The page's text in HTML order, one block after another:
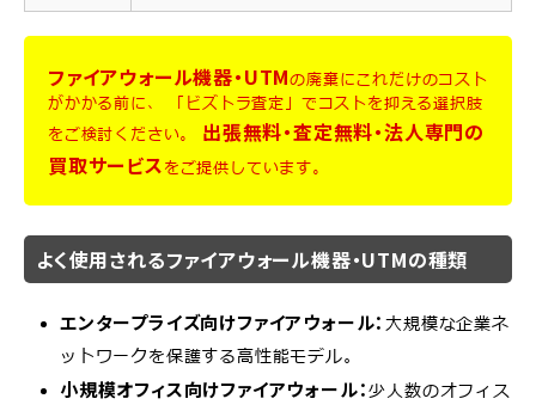
ファイアウォール機器・UTMの廃棄にこれだけのコスト
がかかる前に、
「ビズトラ査定」でコストを抑える選択肢
をご検討ください。
出張無料・査定無料・法人専門の
買取サービスをご提供しています。
よく使用されるファイアウォール機器・UTMの種類
エンタープライズ向けファイアウォール：大規模な企業ネ
ットワークを保護する高性能モデル。
小規模オフィス向けファイアウォール：少人数のオフィス